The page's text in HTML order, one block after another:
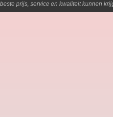
prijs, service en kwaliteit kunnen